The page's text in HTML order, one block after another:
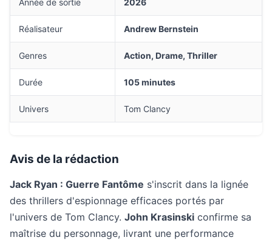
Année de sortie 2026
Réalisateur Andrew Bernstein
Genres Action, Drame, Thriller
Durée 105 minutes
Univers Tom Clancy
Avis de la rédaction
Jack Ryan : Guerre Fantôme s'inscrit dans la lignée
des thrillers d'espionnage efficaces portés par
l'univers de Tom Clancy. John Krasinski confirme sa
maîtrise du personnage, livrant une performance